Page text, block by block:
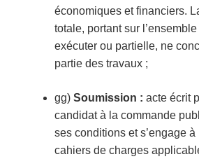
économiques et financiers.
totale, portant sur
exécuter ou partielle, ne
partie des travaux ;
gg) Soumission : acte écrit
candidat à la commande
ses conditions et s’engage
cahiers de charges